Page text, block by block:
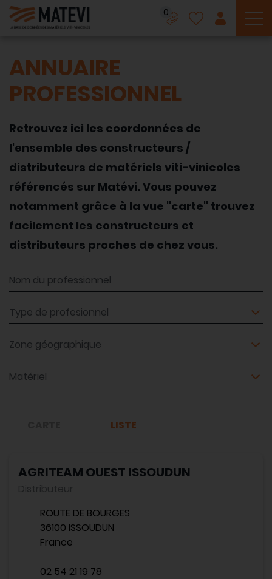
0
ANNUAIRE
PROFESSIONNEL
Retrouvez ici les coordonnées de
l'ensemble des constructeurs /
distributeurs de matériels viti-vinicoles
référencés sur Matévi. Vous pouvez
notamment grâce à la vue "carte" trouvez
facilement les constructeurs et
distributeurs proches de chez vous.
Nom du professionnel
Type de profesionnel
Zone géographique
Matériel
LISTE
AGRITEAM OUEST ISSOUDUN
Distributeur
ROUTE DE BOURGES
36100 ISSOUDUN
France
02 54 21 19 78